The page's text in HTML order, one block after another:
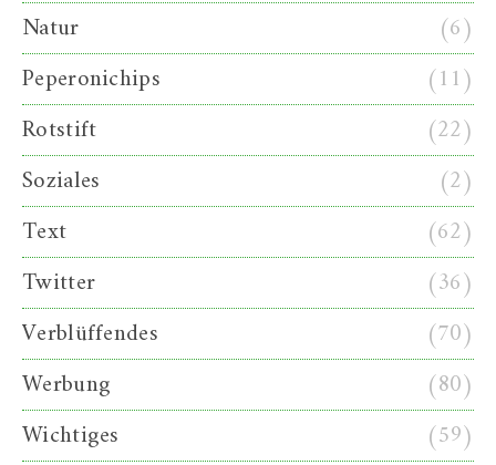
Natur
(6)
Peperonichips
(11)
Rotstift
(22)
Soziales
(2)
Text
(62)
Twitter
(36)
Verblüffendes
(70)
Werbung
(80)
Wichtiges
(59)